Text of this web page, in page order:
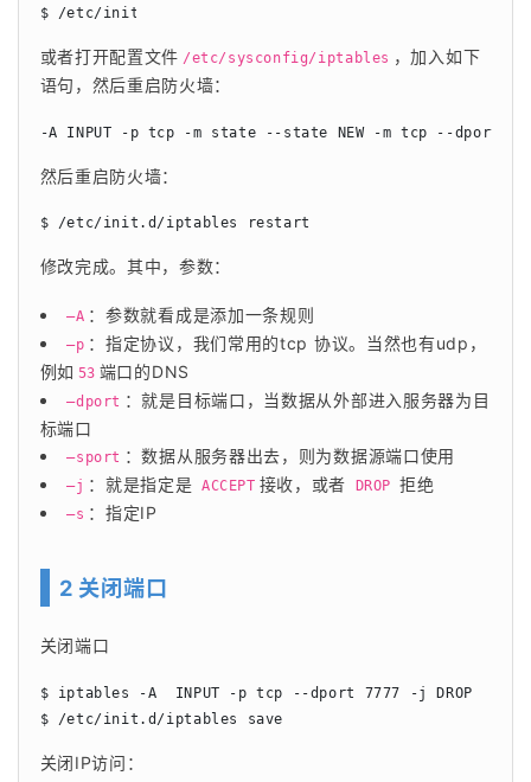
$ /etc/init.d/iptables status    # 查看端口状态
或者打开配置文件 /etc/sysconfig/iptables ，加入如下
语句，然后重启防火墙：
-A INPUT -p tcp -m state --state NEW -m tcp --dport
然后重启防火墙：
$ /etc/init.d/iptables restart
修改完成。其中，参数：
–A ：参数就看成是添加一条规则
–p ：指定协议，我们常用的tcp 协议。当然也有udp，
例如 53 端口的DNS
–dport ：就是目标端口，当数据从外部进入服务器为目
标端口
–sport ：数据从服务器出去，则为数据源端口使用
–j ：就是指定是 ACCEPT 接收，或者 DROP 拒绝
–s ：指定IP
2 关闭端口
关闭端口
$ iptables -A  INPUT -p tcp --dport 7777 -j DROP
$ /etc/init.d/iptables save                         #
关闭IP访问：